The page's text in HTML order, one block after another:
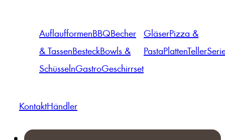
AuflaufformenBBQBecher
& TassenBesteckBowls &
SchüsselnGastroGeschirrset
GläserPizza &
PastaPlattenTeller
KontaktHändler